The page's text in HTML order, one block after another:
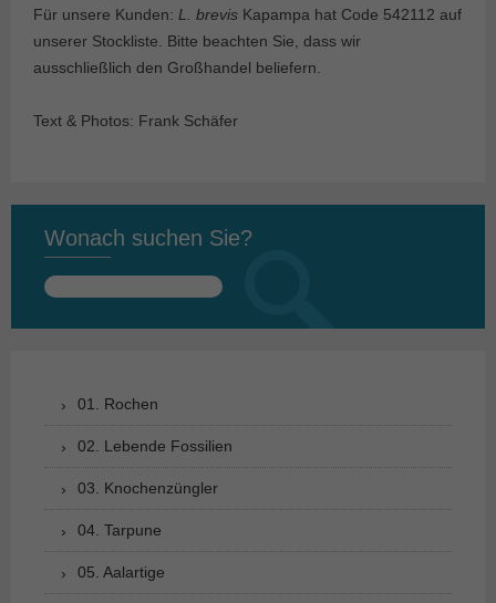
Für unsere Kunden: L. brevis Kapampa hat Code 542112 auf
unserer Stockliste. Bitte beachten Sie, dass wir
ausschließlich den Großhandel beliefern.
Text & Photos: Frank Schäfer
Wonach suchen Sie?
Suchen
01. Rochen
02. Lebende Fossilien
03. Knochenzüngler
04. Tarpune
05. Aalartige